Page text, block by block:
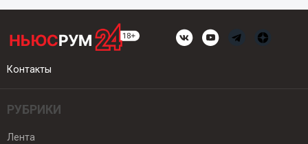
Контакты
РУБРИКИ
Лента